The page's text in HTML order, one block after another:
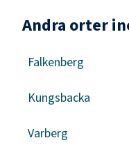
Andra orter
Falkenberg
Kungsbacka
Varberg